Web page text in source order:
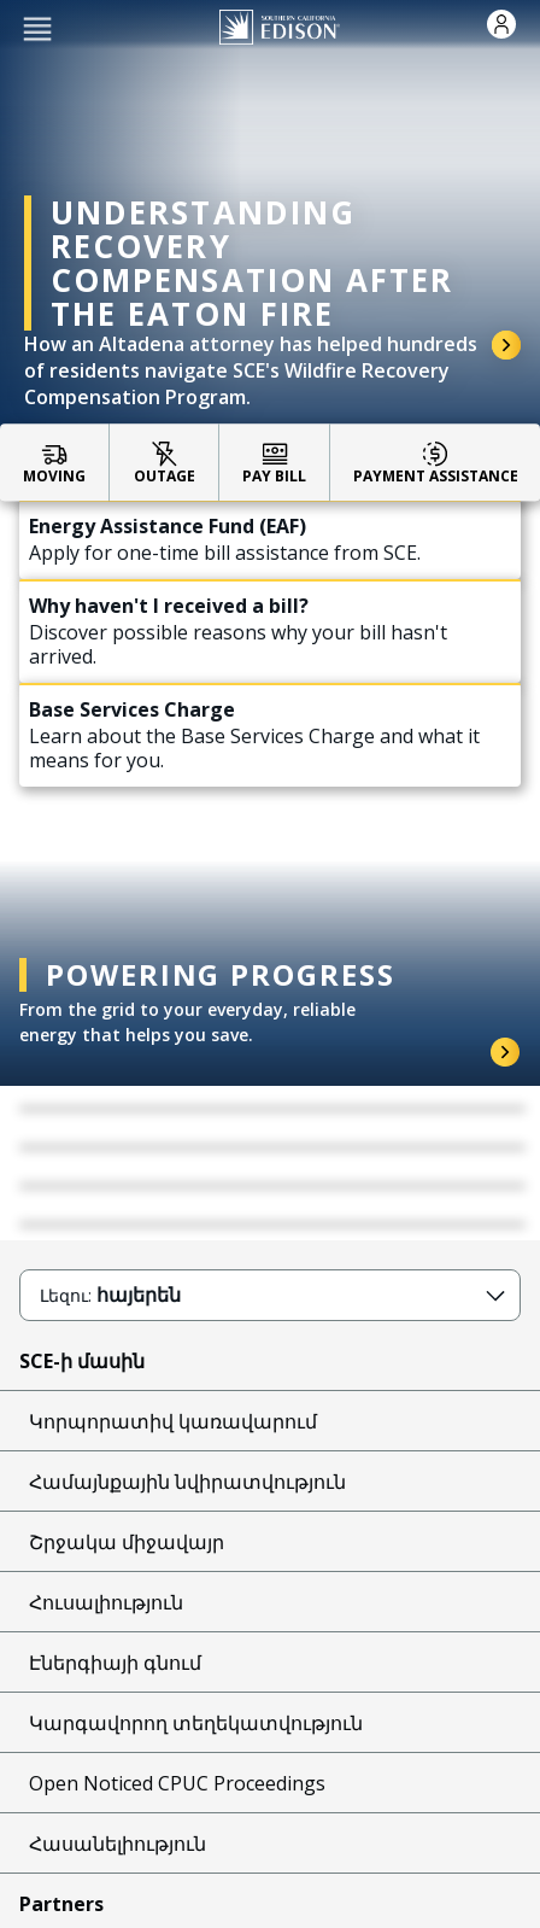
Skip to main content
UNDERSTANDING
RECOVERY
COMPENSATION AFTER
THE EATON FIRE
How an Altadena attorney has helped hundreds
of residents navigate SCE's Wildfire Recovery
Compensation Program.
MOVING OUTAGE PAY BILL PAYMENT ASSISTANCE
Impacted by the Eaton Fire?
CARE & FERA Discounted Rates
Energy Assistance Fund (EAF)
Apply for one-time bill assistance from SCE.
Why haven't I received a bill?
Discover possible reasons why your bill hasn't
arrived.
Base Services Charge
Learn about the Base Services Charge and what it
means for you.
POWERING PROGRESS
From the grid to your everyday, reliable
energy that helps you save.
Լեզու: հայերեն
SCE-ի մասին
Կորպորատիվ կառավարում
Համայնքային նվիրատվություն
Շրջակա միջավայր
Հուսալիություն
Էներգիայի գնում
Կարգավորող տեղեկատվություն
Open Noticed CPUC Proceedings
Հասանելիություն
Partners